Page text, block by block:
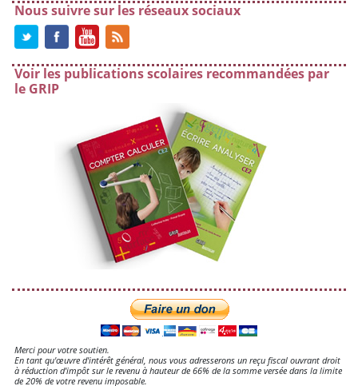
Nous suivre sur les réseaux sociaux
Voir les publications scolaires recommandées par
le GRIP
Merci pour votre soutien.
En tant qu'œuvre d'intérêt général, nous vous adresserons un reçu fiscal ouvrant droit
à réduction d'impôt sur le revenu à hauteur de 66% de la somme versée dans la limite
de 20% de votre revenu imposable.